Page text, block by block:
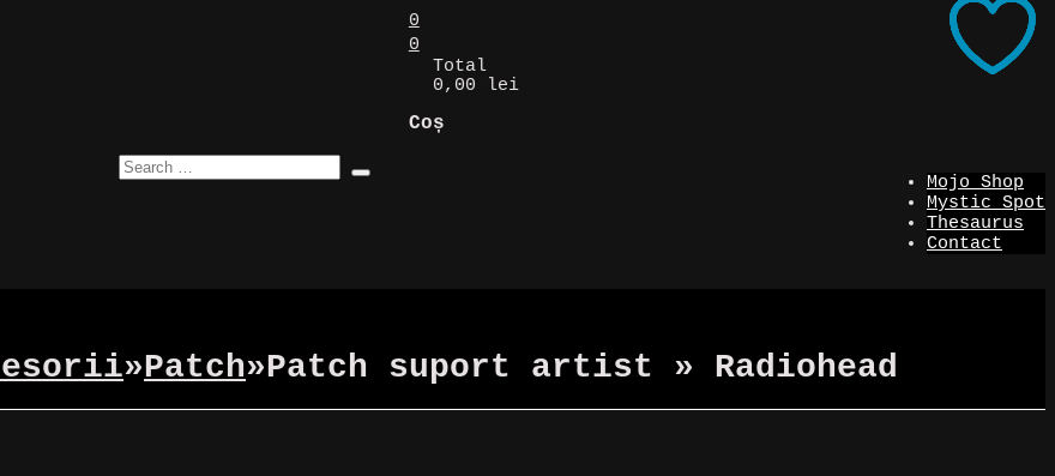
0
0
Total
0,00 lei
Coș
Mojo Shop
Mystic Spot
Thesaurus
Contact
»Patch»Patch suport artist » Radiohead